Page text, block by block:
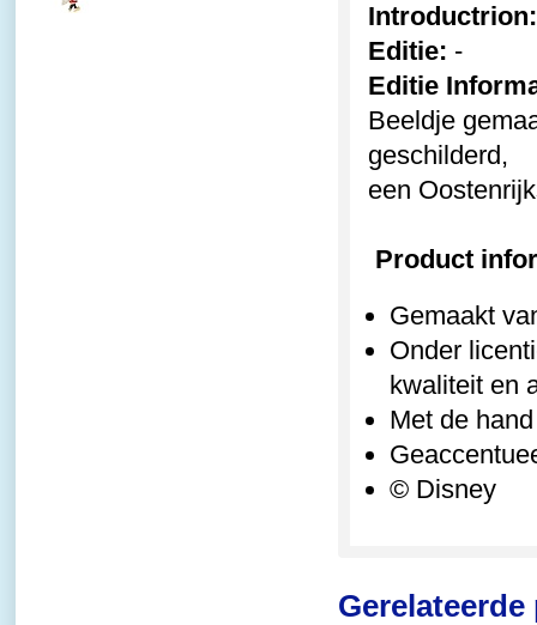
Introductrion:
Editie: -
Editie
Beeldje
geschilderd,
een
Product
Gemaakt
Onder
kwaliteit en
Met de
© Disney